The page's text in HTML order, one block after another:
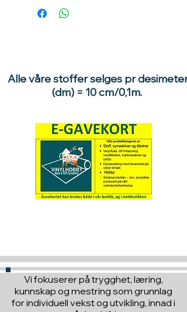
Alle våre stoffer selges pr desimeter
(dm) = 10 cm/0,1m.
Vi fokuserer på trygghet, læring,
kunnskap og mestring som grunnlag
for individuell vekst og utvikling, innad i